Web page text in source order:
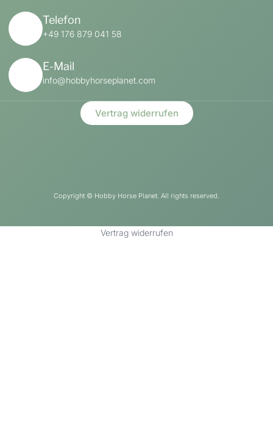
Telefon
+49 176 879 041 58
E-Mail
info@hobbyhorseplanet.com
Vertrag widerrufen
Copyright © Hobby Horse Planet. All rights reserved.
Vertrag widerrufen